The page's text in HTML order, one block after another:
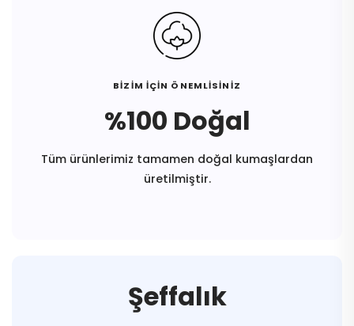
BİZİM İÇİN ÖNEMLİSİNİZ
%100 Doğal
Tüm ürünlerimiz tamamen doğal kumaşlardan
üretilmiştir.
Şeffalık